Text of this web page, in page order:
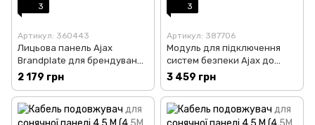
3
Артикул: 360443
Лицьова панель Ajax
Brandplate для брендування
вуличної сирени StreetSiren
DoubleDeck (10 шт.) Back
(20380.63.WH1)
2 179 грн
3
Артикул: 387706
Модуль для підключення
систем безпеки Ajax до
сторонніх ОВЧ-передавачів
vhfBridge (у корпусі)
(25353.92.WH1)
3 459 грн